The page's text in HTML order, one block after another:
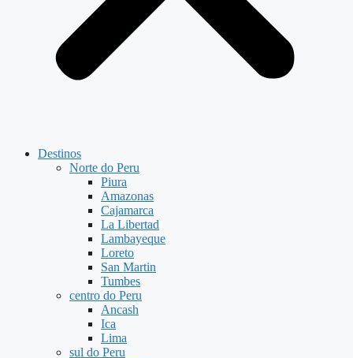
Destinos
Norte do Peru
Piura
Amazonas
Cajamarca
La Libertad
Lambayeque
Loreto
San Martin
Tumbes
centro do Peru
Ancash
Ica
Lima
sul do Peru